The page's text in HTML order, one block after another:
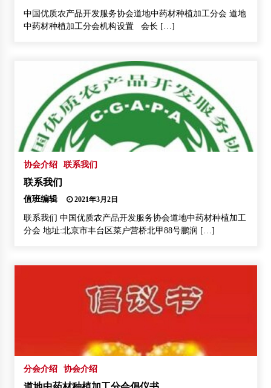
中国优质农产品开发服务协会道地中药材种植加工分会 道地
中药材种植加工分会机构设置 会长 […]
协会介绍 联系我们
联系我们
值班编辑 2021年3月2日
联系我们 中国优质农产品开发服务协会道地中药材种植加工
分会 地址:北京市丰台区菜户营桥北甲88号鹏润 […]
分会介绍 协会介绍